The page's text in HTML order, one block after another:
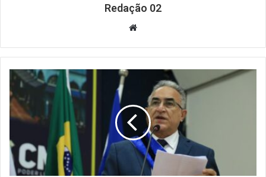
Redação 02
Website